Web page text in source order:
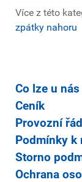
Více z této
zpátky nahoru
Co lze u
Ceník
Provozní řád
Podmínky k
Storno
Ochrana